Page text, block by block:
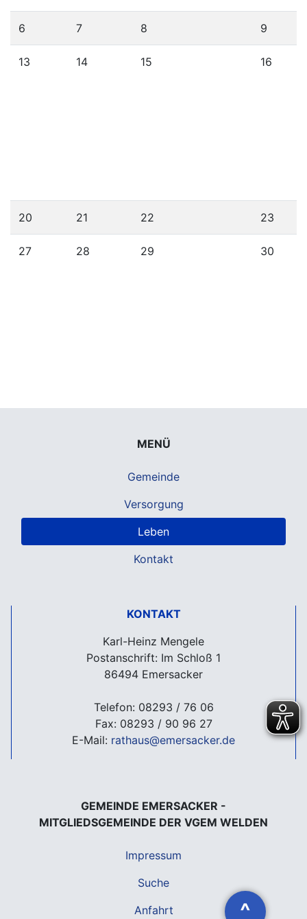
6 7 8 9
13 14 15 16
20 21 22 23
27 28 29 30
^
MENÜ
Gemeinde
Versorgung
Leben
Kontakt
KONTAKT
Karl-Heinz Mengele
Postanschrift: Im Schloß 1
86494 Emersacker
Telefon: 08293 / 76 06
Fax: 08293 / 90 96 27
E-Mail: rathaus@emersacker.de
GEMEINDE EMERSACKER -
MITGLIEDSGEMEINDE DER VGEM WELDEN
Impressum
Suche
Anfahrt